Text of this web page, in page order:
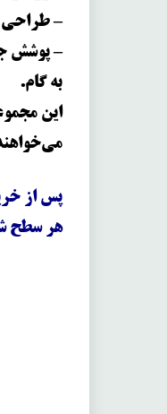
– طراحی
– پوشش
به گام.
این
پس از
هر سطح